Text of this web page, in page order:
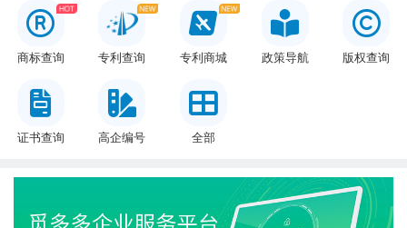
商标查询 专利查询 专利商城 政策导航 版权查询
证书查询 高企编号 全部